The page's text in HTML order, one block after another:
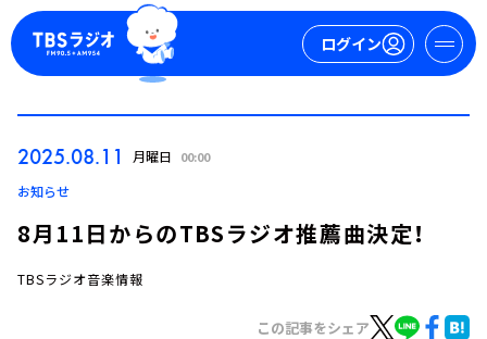
ログイン
2025.08.11 月曜日 00:00
お知らせ
8月11日からのTBSラジオ推薦曲決定！
TBSラジオ音楽情報
この記事をシェア